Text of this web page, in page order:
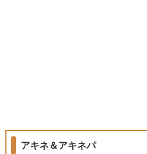
アキネ＆アキネパ